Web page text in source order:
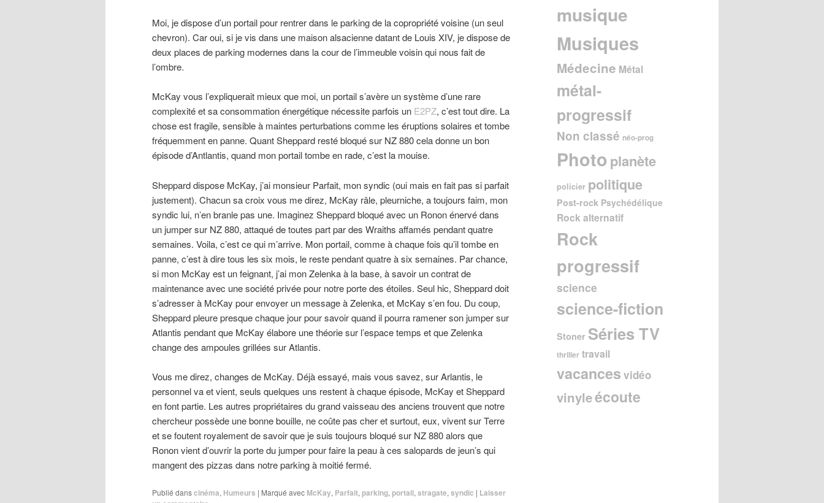
Moi, je dispose d’un portail pour rentrer dans le parking de la copropriété voisine (un seul
chevron). Car oui, si je vis dans une maison alsacienne datant de Louis XIV, je dispose de
deux places de parking modernes dans la cour de l’immeuble voisin qui nous fait de
l’ombre.
McKay vous l’expliquerait mieux que moi, un portail s’avère un système d’une rare
complexité et sa consommation énergétique nécessite parfois un E2PZ, c’est tout dire. La
chose est fragile, sensible à maintes perturbations comme les éruptions solaires et tombe
fréquemment en panne. Quant Sheppard resté bloqué sur NZ 880 cela donne un bon
épisode d’Antlantis, quand mon portail tombe en rade, c’est la mouise.
Sheppard dispose McKay, j’ai monsieur Parfait, mon syndic (oui mais en fait pas si parfait
justement). Chacun sa croix vous me direz, McKay râle, pleurniche, a toujours faim, mon
syndic lui, n’en branle pas une. Imaginez Sheppard bloqué avec un Ronon énervé dans
un jumper sur NZ 880, attaqué de toutes part par des Wraiths affamés pendant quatre
semaines. Voila, c’est ce qui m’arrive. Mon portail, comme à chaque fois qu’il tombe en
panne, c’est à dire tous les six mois, le reste pendant quatre à six semaines. Par chance,
si mon McKay est un feignant, j’ai mon Zelenka à la base, à savoir un contrat de
maintenance avec une société privée pour notre porte des étoiles. Seul hic, Sheppard doit
s’adresser à McKay pour envoyer un message à Zelenka, et McKay s’en fou. Du coup,
Sheppard pleure presque chaque jour pour savoir quand il pourra ramener son jumper sur
Atlantis pendant que McKay élabore une théorie sur l’espace temps et que Zelenka
change des ampoules grillées sur Atlantis.
Vous me direz, changes de McKay. Déjà essayé, mais vous savez, sur Arlantis, le
personnel va et vient, seuls quelques uns restent à chaque épisode, McKay et Sheppard
en font partie. Les autres propriétaires du grand vaisseau des anciens trouvent que notre
chercheur possède une bonne bouille, ne coûte pas cher et surtout, eux, vivent sur Terre
et se foutent royalement de savoir que je suis toujours bloqué sur NZ 880 alors que
Ronon vient d’ouvrir la porte du jumper pour faire la peau à ces salopards de jeun’s qui
mangent des pizzas dans notre parking à moitié fermé.
Publié danscinéma, Humeurs | Marqué avec McKay, Parfait, parking, portail, stragate, syndic | Laisser
musique
Musiques
Médecine Métal
métal-
progressif
Non classé néo-prog
Photo planète
policier politique
Post-rock Psychédélique
Rock alternatif
Rock
progressif
science
science-fiction
Stoner Séries TV
thriller travail
vacances vidéo
vinyleécoute